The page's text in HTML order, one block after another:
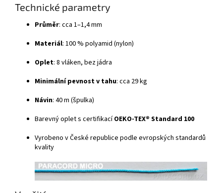
Technické parametry
Průměr: cca 1–1,4 mm
Materiál: 100 % polyamid (nylon)
Oplet: 8 vláken, bez jádra
Minimální pevnost v tahu: cca 29 kg
Návin: 40 m (špulka)
Barevný oplet s certifikacíOEKO-TEX® Standard 100
Vyrobeno v České republice podle evropských standardů
kvality